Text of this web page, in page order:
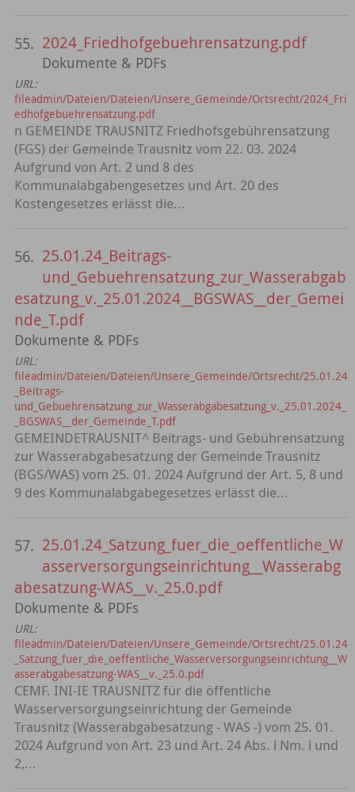
55. 2024_Friedhofgebuehrensatzung.pdf
Dokumente & PDFs
URL:
fileadmin/Dateien/Dateien/Unsere_Gemeinde/Ortsrecht/2024_Fri
edhofgebuehrensatzung.pdf
n GEMEINDE TRAUSNITZ Friedhofsgebührensatzung
(FGS) der Gemeinde Trausnitz vom 22. 03. 2024
Aufgrund von Art. 2 und 8 des
Kommunalabgabengesetzes und Art. 20 des
Kostengesetzes erlässt die...
56. 25.01.24_Beitrags-
und_Gebuehrensatzung_zur_Wasserabgab
esatzung_v._25.01.2024__BGSWAS__der_Gemei
nde_T.pdf
Dokumente & PDFs
URL:
fileadmin/Dateien/Dateien/Unsere_Gemeinde/Ortsrecht/25.01.24
_Beitrags-
und_Gebuehrensatzung_zur_Wasserabgabesatzung_v._25.01.2024_
_BGSWAS__der_Gemeinde_T.pdf
GEMEINDETRAUSNIT^ Beitrags- und Gebührensatzung
zur Wasserabgabesatzung der Gemeinde Trausnitz
(BGS/WAS) vom 25. 01. 2024 Aufgrund der Art. 5, 8 und
9 des Kommunalabgabegesetzes erlässt die...
57. 25.01.24_Satzung_fuer_die_oeffentliche_W
asserversorgungseinrichtung__Wasserabg
abesatzung-WAS__v._25.0.pdf
Dokumente & PDFs
URL:
fileadmin/Dateien/Dateien/Unsere_Gemeinde/Ortsrecht/25.01.24
_Satzung_fuer_die_oeffentliche_Wasserversorgungseinrichtung__W
asserabgabesatzung-WAS__v._25.0.pdf
CEMF. INI-IE TRAUSNITZ für die öffentliche
Wasserversorgungseinrichtung der Gemeinde
Trausnitz (Wasserabgabesatzung - WAS -) vom 25. 01.
2024 Aufgrund von Art. 23 und Art. 24 Abs. l Nm. l und
2,...